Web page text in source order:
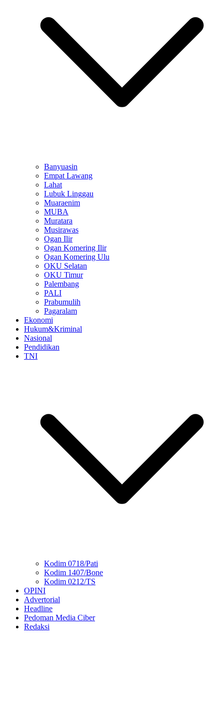
Banyuasin
Empat Lawang
Lahat
Lubuk Linggau
Muaraenim
MUBA
Muratara
Musirawas
Ogan Ilir
Ogan Komering Ilir
Ogan Komering Ulu
OKU Selatan
OKU Timur
Palembang
PALI
Prabumulih
Pagaralam
Ekonomi
Hukum&Kriminal
Nasional
Pendidikan
TNI
Kodim 0718/Pati
Kodim 1407/Bone
Kodim 0212/TS
OPINI
Advertorial
Headline
Pedoman Media Ciber
Redaksi